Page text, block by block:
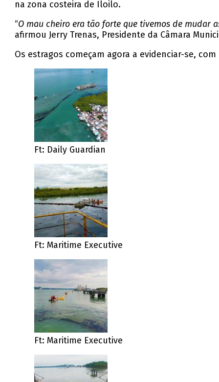
na zona costeira de Iloilo.
“O mau cheiro era tão forte que tivemos de mudar
afirmou Jerry Trenas, Presidente da Câmara
Os estragos começam agora a evidenciar-se,
Ft: Daily Guardian
Ft: Maritime Executive
Ft: Maritime Executive